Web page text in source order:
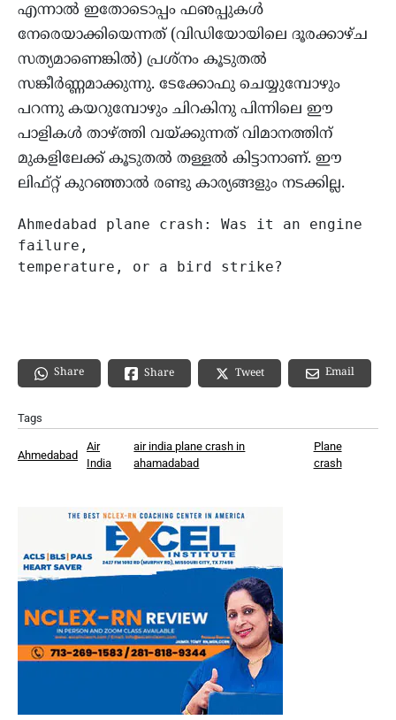
എന്നാൽ ഇതോടൊപ്പം ഫഌപ്പുകൾ
നേരെയാക്കിയെന്നത് (വിഡിയോയിലെ ദൂരക്കാഴ്ച
സത്യമാണെങ്കിൽ) പ്രശ്‌നം കൂടുതൽ
സങ്കീർണ്ണമാക്കുന്നു. ടേക്കോഫു ചെയ്യുമ്പോഴും
പറന്നു കയറുമ്പോഴും ചിറകിനു പിന്നിലെ ഈ
പാളികൾ താഴ്ത്തി വയ്ക്കുന്നത് വിമാനത്തിന്
മുകളിലേക്ക് കൂടുതൽ തള്ളൽ കിട്ടാനാണ്. ഈ
ലിഫ്റ്റ് കുറഞ്ഞാൽ രണ്ടു കാര്യങ്ങളും നടക്കില്ല.
Ahmedabad plane crash: Was it an engine
failure,
temperature, or a bird strike?
Share Share Tweet Email
Tags
Ahmedabad
Air
India
air india plane crash in
ahamadabad
Plane
crash